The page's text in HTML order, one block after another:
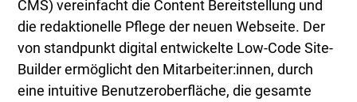
CMS) vereinfacht die Content Bereitstellung und
die redaktionelle Pflege der neuen Webseite. Der
von standpunkt digital entwickelte Low-Code Site-
Builder ermöglicht den Mitarbeiter:innen, durch
eine intuitive Benutzeroberfläche, die gesamte